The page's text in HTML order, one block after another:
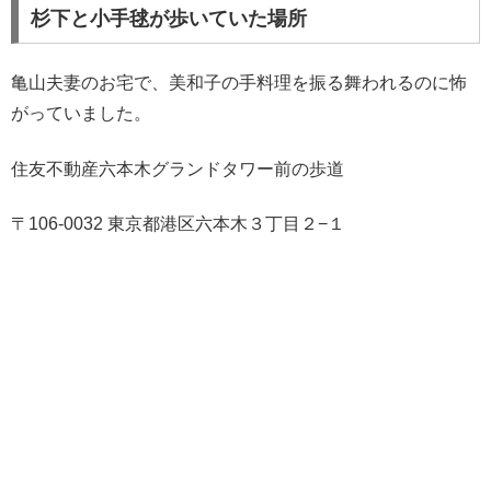
杉下と小手毬が歩いていた場所
亀山夫妻のお宅で、美和子の手料理を振る舞われるのに怖
がっていました。
住友不動産六本木グランドタワー前の歩道
〒106-0032 東京都港区六本木３丁目２−１